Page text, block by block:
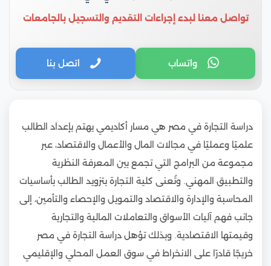
تواصل معنا لبدء إجراءات التقديم والتسجيل بالجامعات
واتساب اتصل بنا
دراسة التجارة في مصر هي مسار أكاديمي يهتم بإعداد الطالب
علميًا وعمليًا في مجالات المال والأعمال والاقتصاد، عبر
مجموعة من البرامج التي تجمع بين المعرفة النظرية
والتطبيق المهني. وتُعنى كلية التجارة بتزويد الطالب بأساسيات
المحاسبة والإدارة والاقتصاد والتمويل والإحصاء والتأمين، إلى
جانب فهم آليات الأسواق والتعاملات المالية والتجارية
وقيمتها الاقتصادية. وبذلك تؤهل دراسة التجارة في مصر
خريجًا قادرًا على الانخراط في سوق العمل المحلي والإقليمي